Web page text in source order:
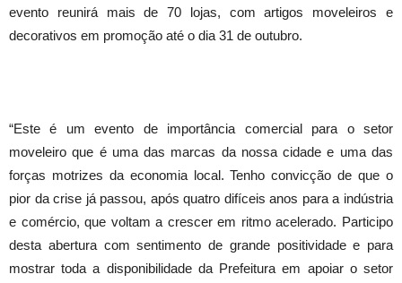
evento reunirá mais de 70 lojas, com artigos moveleiros e
decorativos em promoção até o dia 31 de outubro.
“Este é um evento de importância comercial para o setor
moveleiro que é uma das marcas da nossa cidade e uma das
forças motrizes da economia local. Tenho convicção de que o
pior da crise já passou, após quatro difíceis anos para a indústria
e comércio, que voltam a crescer em ritmo acelerado. Participo
desta abertura com sentimento de grande positividade e para
mostrar toda a disponibilidade da Prefeitura em apoiar o setor